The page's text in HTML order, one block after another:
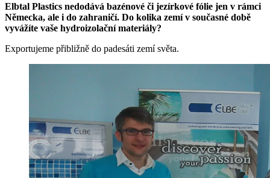
Elbtal Plastics nedodává bazénové či jezírkové fólie jen v rámci
Německa, ale i do zahraničí. Do kolika zemí v současné době
vyvážíte vaše hydroizolační materiály?
Exportujeme přibližně do padesáti zemí světa.